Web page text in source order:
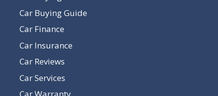
Car Buying Guide
Car Finance
Car Insurance
Car Reviews
Car Services